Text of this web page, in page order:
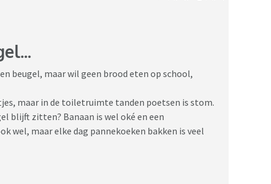
beugel, maar wil geen brood eten op school,
maar in de toiletruimte tanden poetsen is stom.
blijft zitten? Banaan is wel oké en een
wel, maar elke dag pannekoeken bakken is veel